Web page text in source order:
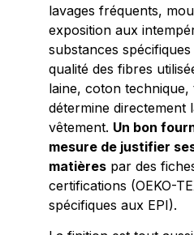
lavages fréquents,
exposition aux
substances
qualité des fibres
laine, coton
détermine directement
vêtement. Un bon
mesure de justifier
matières par des
certifications (OEKO-
spécifiques aux EPI).